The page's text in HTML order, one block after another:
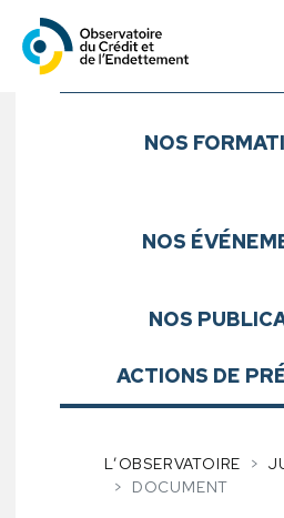
Observatoire
Sous-menu
NOS
NOS
NOS
ACTIONS DE
L’OBSERVATOIRE
DOCUMENT